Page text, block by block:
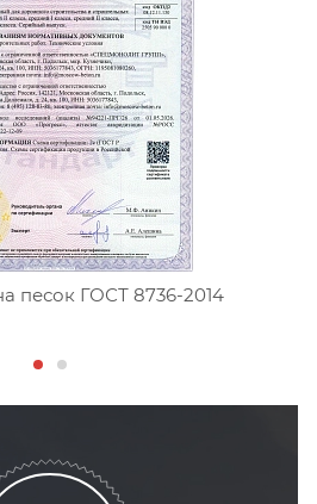
песок ГОСТ 8736-2014